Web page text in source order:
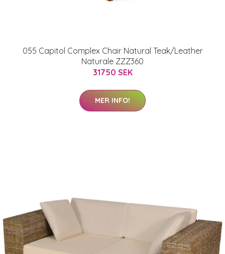
055 Capitol Complex Chair Natural Teak/Leather
Naturale ZZZ360
31750 SEK
MER INFO!